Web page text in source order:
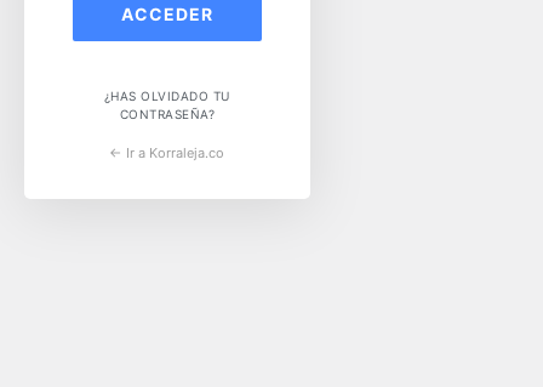
¿HAS OLVIDADO TU
CONTRASEÑA?
← Ir a Korraleja.co